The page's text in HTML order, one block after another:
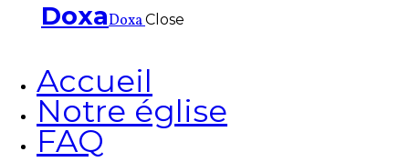
DoxaDoxaClose
Accueil
Notre église
FAQ